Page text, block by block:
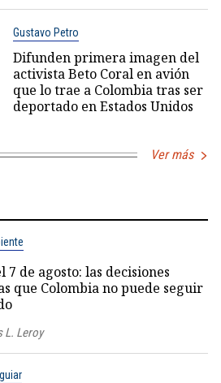
Gustavo Petro
Difunden primera imagen del
activista Beto Coral en avión
que lo trae a Colombia tras ser
deportado en Estados Unidos
Ver más
7 de agosto: las decisiones
que Colombia no puede seguir
L. Leroy